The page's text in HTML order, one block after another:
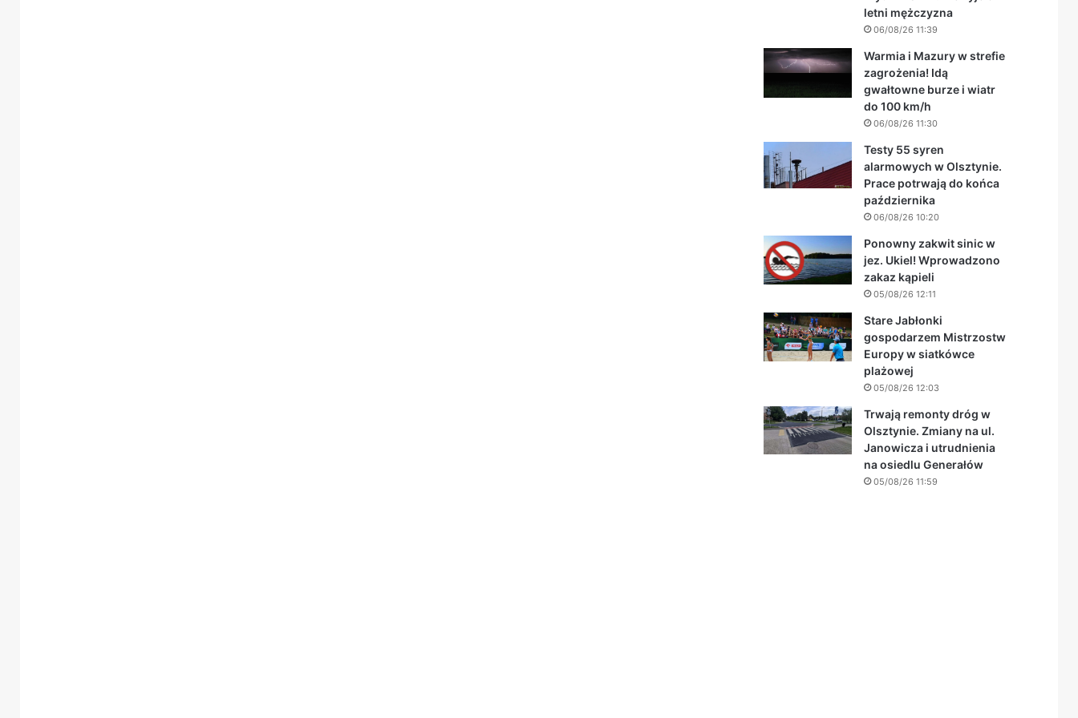
letni mężczyzna
06/08/26 11:39
Warmia i Mazury w strefie
zagrożenia! Idą
gwałtowne burze i wiatr
do 100 km/h
06/08/26 11:30
Testy 55 syren
alarmowych w Olsztynie.
Prace potrwają do końca
października
06/08/26 10:20
Ponowny zakwit sinic w
jez. Ukiel! Wprowadzono
zakaz kąpieli
05/08/26 12:11
Stare Jabłonki
gospodarzem Mistrzostw
Europy w siatkówce
plażowej
05/08/26 12:03
Trwają remonty dróg w
Olsztynie. Zmiany na ul.
Janowicza i utrudnienia
na osiedlu Generałów
05/08/26 11:59